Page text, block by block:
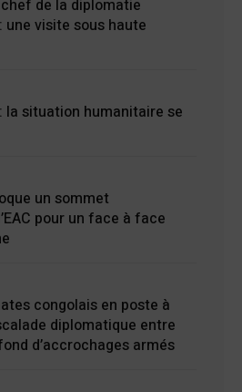
de la diplomatie
une visite sous haute
la situation humanitaire se
un sommet
pour un face à face
congolais en poste à
diplomatique entre
d’accrochages armés